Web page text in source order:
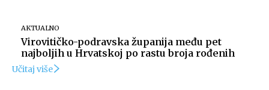
AKTUALNO
Virovitičko-podravska županija među pet
najboljih u Hrvatskoj po rastu broja rođenih
Učitaj više